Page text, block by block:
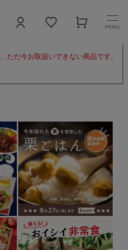
MENU
ただ今お取扱いできない商品です。